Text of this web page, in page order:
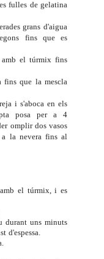
fulles de gelatina
grans d'aigua
fins que es
amb el túrmix fins
fins que la mescla
i s'aboca en els
posa per a 4
omplir dos vasos
la nevera fins al
el túrmix, i es
durant uns minuts
d'espessa.